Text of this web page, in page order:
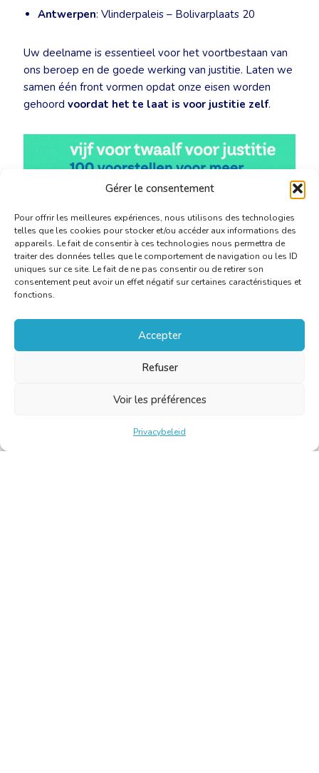
Gérer le consentement
Pour offrir les meilleures expériences, nous utilisons des technologies
telles que les cookies pour stocker et/ou accéder aux informations des
appareils. Le fait de consentir à ces technologies nous permettra de
traiter des données telles que le comportement de navigation ou les ID
uniques sur ce site. Le fait de ne pas consentir ou de retirer son
consentement peut avoir un effet négatif sur certaines caractéristiques et
fonctions.
Accepter
Refuser
Voir les préférences
Privacybeleid
Antwerpen: Vlinderpaleis – Bolivarplaats 20
Uw deelname is essentieel voor het voortbestaan van
ons beroep en de goede werking van justitie. Laten we
samen één front vormen opdat onze eisen worden
gehoord voordat het te laat is voor justitie zelf.